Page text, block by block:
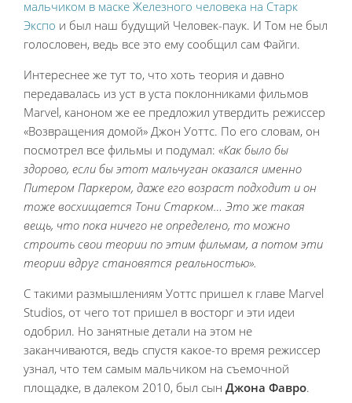
мальчиком в маске Железного человека на Старк
Экспо и был наш будущий Человек-паук. И Том не был
голословен, ведь все это ему сообщил сам Файги.
Интереснее же тут то, что хоть теория и давно
передавалась из уст в уста поклонниками фильмов
Marvel, каноном же ее предложил утвердить режиссер
«Возвращения домой» Джон Уоттс. По его словам, он
посмотрел все фильмы и подумал: «Как было бы
здорово, если бы этот мальчуган оказался именно
Питером Паркером, даже его возраст подходит и он
тоже восхищается Тони Старком… Это же такая
вещь, что пока ничего не определено, то можно
строить свои теории по этим фильмам, а потом эти
теории вдруг становятся реальностью».
С такими размышлениям Уоттс пришел к главе Marvel
Studios, от чего тот пришел в восторг и эти идеи
одобрил. Но занятные детали на этом не
заканчиваются, ведь спустя какое-то время режиссер
узнал, что тем самым мальчиком на съемочной
площадке, в далеком 2010, был сын Джона Фавро.